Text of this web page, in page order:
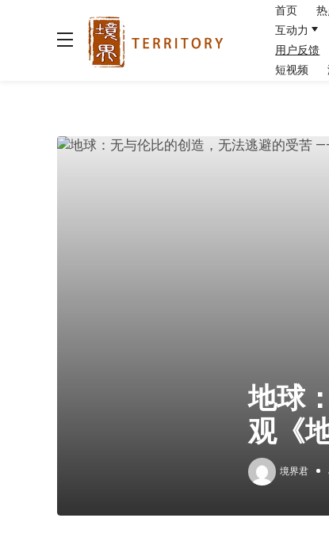
首页
互动力
用户反馈
短视频
地球
观《
境界君